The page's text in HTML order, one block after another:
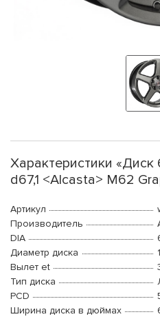
Характеристики «Диск
d67,1 <Alcasta> M62
Артикул
Производитель
DIA
Диаметр диска
Вылет et
Тип диска
PCD
Ширина диска в дюймах